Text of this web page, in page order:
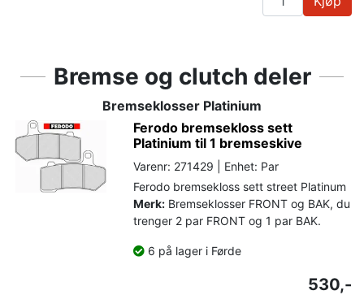
Bremse og clutch deler
Bremseklosser Platinium
Ferodo bremsekloss sett
Platinium til 1 bremseskive
Varenr: 271429 | Enhet: Par
Ferodo bremsekloss sett street Platinum
Merk: Bremseklosser FRONT og BAK, du
trenger 2 par FRONT og 1 par BAK.
6 på lager i Førde
530,-